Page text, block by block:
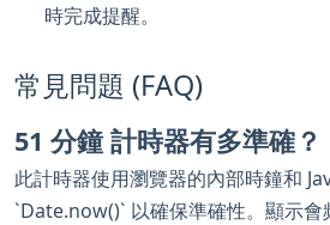
時完成提醒。
常見問題 (FAQ)
51 分鐘 計時器有多準確？
此計時器使用瀏覽器的內部時鐘和
`Date.now()` 以確保準確性。顯示